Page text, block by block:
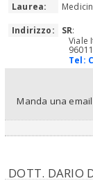
Laurea:
Indirizzo:
SR:
Viale
Tel:
Manda una
DOTT. DARIO